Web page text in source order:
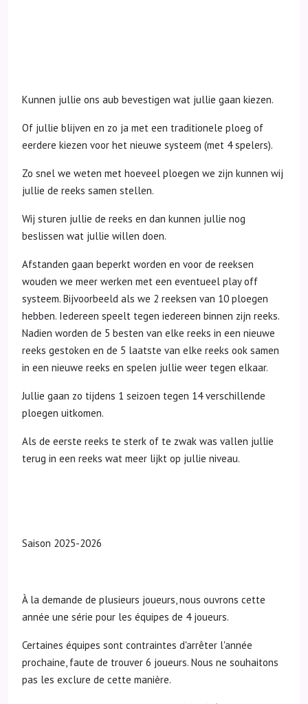
Kunnen jullie ons aub bevestigen wat jullie gaan kiezen.
Of jullie blijven en zo ja met een traditionele ploeg of
eerdere kiezen voor het nieuwe systeem (met 4 spelers).
Zo snel we weten met hoeveel ploegen we zijn kunnen wij
jullie de reeks samen stellen.
Wij sturen jullie de reeks en dan kunnen jullie nog
beslissen wat jullie willen doen.
Afstanden gaan beperkt worden en voor de reeksen
wouden we meer werken met een eventueel play off
systeem. Bijvoorbeeld als we 2 reeksen van 10 ploegen
hebben. Iedereen speelt tegen iedereen binnen zijn reeks.
Nadien worden de 5 besten van elke reeks in een nieuwe
reeks gestoken en de 5 laatste van elke reeks ook samen
in een nieuwe reeks en spelen jullie weer tegen elkaar.
Jullie gaan zo tijdens 1 seizoen tegen 14 verschillende
ploegen uitkomen.
Als de eerste reeks te sterk of te zwak was vallen jullie
terug in een reeks wat meer lijkt op jullie niveau.
Saison 2025-2026
À la demande de plusieurs joueurs, nous ouvrons cette
année une série pour les équipes de 4 joueurs.
Certaines équipes sont contraintes d'arrêter l'année
prochaine, faute de trouver 6 joueurs. Nous ne souhaitons
pas les exclure de cette manière.